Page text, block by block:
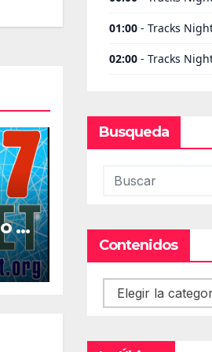
la
Busqueda
Contenidos
Contenidos